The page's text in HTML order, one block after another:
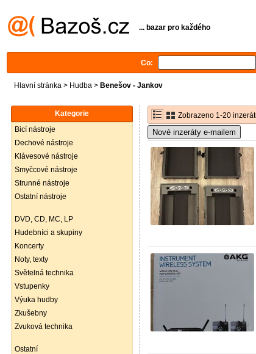
... bazar pro každého
Co:
Hlavní stránka > Hudba > Benešov - Jankov
Kategorie
Bicí nástroje
Dechové nástroje
Klávesové nástroje
Smyčcové nástroje
Strunné nástroje
Ostatní nástroje
DVD, CD, MC, LP
Hudebníci a skupiny
Koncerty
Noty, texty
Světelná technika
Vstupenky
Výuka hudby
Zkušebny
Zvuková technika
Ostatní
Zobrazeno 1-20
Nové inzeráty e-mailem